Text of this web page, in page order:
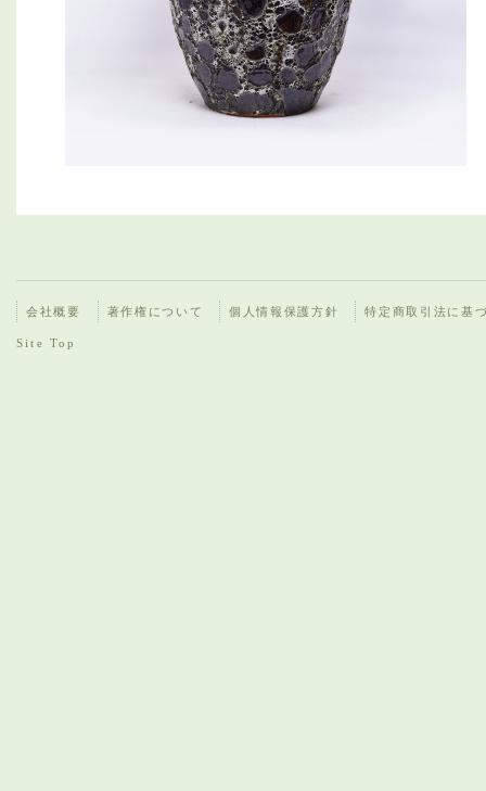
会社概要 著作権について 個人情報保護方針 特定商取引法に基
Site Top